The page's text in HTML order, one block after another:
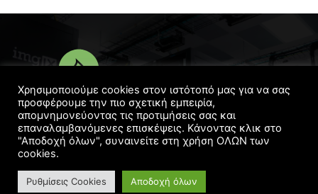
© Copyright 2016 - 2022 | DesignedGeorgelaskos.com
Χρησιμοποιούμε cookies στον ιστότοπό μας για να σας
προσφέρουμε την πιο σχετική εμπειρία,
απομνημονεύοντας τις προτιμήσεις σας και
επαναλαμβανόμενες επισκέψεις. Κάνοντας κλικ στο
"Αποδοχή όλων", συναινείτε στη χρήση ΟΛΩΝ των
cookies.
Ρυθμίσεις Cookies Αποδοχή όλων